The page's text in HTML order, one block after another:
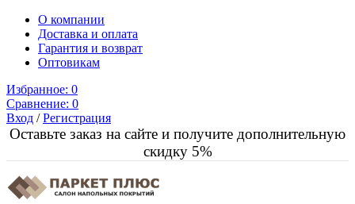
О компании
Доставка и оплата
Гарантия и возврат
Оптовикам
Избранное: 0
Сравнение: 0
Вход /Регистрация
Оставьте заказ на сайте и получите дополнительную
скидку 5%